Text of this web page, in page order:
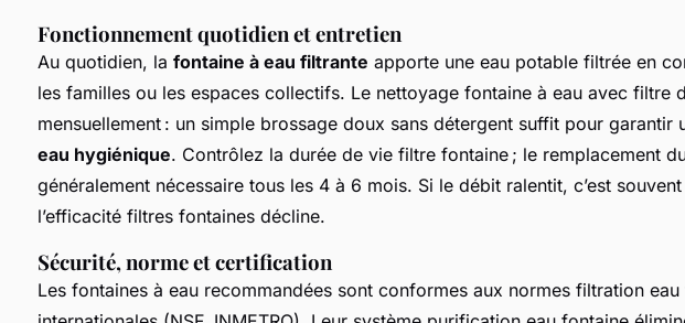
Fonctionnement quotidien et entretien
Au quotidien, la fontaine à eau filtrante apporte une eau potable filtrée en
les familles ou les espaces collectifs. Le nettoyage fontaine à eau avec filtre
mensuellement : un simple brossage doux sans détergent suffit pour garantir
eau hygiénique. Contrôlez la durée de vie filtre fontaine ; le remplacement
généralement nécessaire tous les 4 à 6 mois. Si le débit ralentit, c’est
l’efficacité filtres fontaines décline.
Sécurité, norme et certification
Les fontaines à eau recommandées sont conformes aux normes filtration